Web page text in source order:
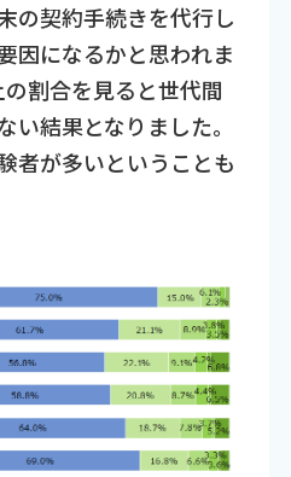
の契約手続きを代行し
因になるかと思われま
割合を見ると世代間
い結果となりました。
者が多いということも